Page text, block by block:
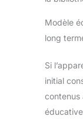
Modèle
long
Si
initial
contenus